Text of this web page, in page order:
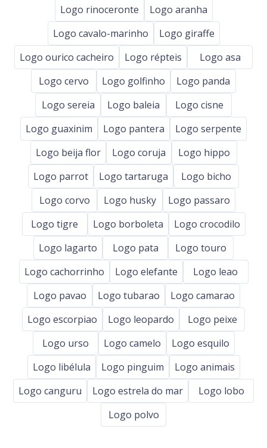
Logo rinoceronte
Logo aranha
Logo cavalo-marinho
Logo giraffe
Logo ourico cacheiro
Logo répteis
Logo asa
Logo cervo
Logo golfinho
Logo panda
Logo sereia
Logo baleia
Logo cisne
Logo guaxinim
Logo pantera
Logo serpente
Logo beija flor
Logo coruja
Logo hippo
Logo parrot
Logo tartaruga
Logo bicho
Logo corvo
Logo husky
Logo passaro
Logo tigre
Logo borboleta
Logo crocodilo
Logo lagarto
Logo pata
Logo touro
Logo cachorrinho
Logo elefante
Logo leao
Logo pavao
Logo tubarao
Logo camarao
Logo escorpiao
Logo leopardo
Logo peixe
Logo urso
Logo camelo
Logo esquilo
Logo libélula
Logo pinguim
Logo animais
Logo canguru
Logo estrela do mar
Logo lobo
Logo polvo